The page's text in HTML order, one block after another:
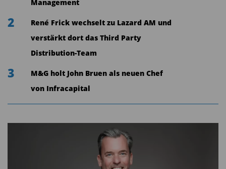
Management
2
René Frick wechselt zu Lazard AM und
verstärkt dort das Third Party
Distribution-Team
3
M&G holt John Bruen als neuen Chef
von Infracapital